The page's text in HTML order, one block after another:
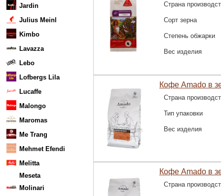
Jardin
Julius Meinl
Kimbo
Lavazza
Lebo
Lofbergs Lila
Lucaffe
Malongo
Maromas
Me Trang
Mehmet Efendi
Melitta
Meseta
Molinari
Страна
Сорт зерна
Степень обжарки
Вес изделия
Кофе Amado в
Страна
Тип упаковки
Вес изделия
Кофе Amado в
Страна